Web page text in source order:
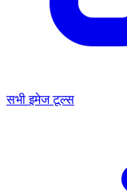
सभी इमेज टूल्स